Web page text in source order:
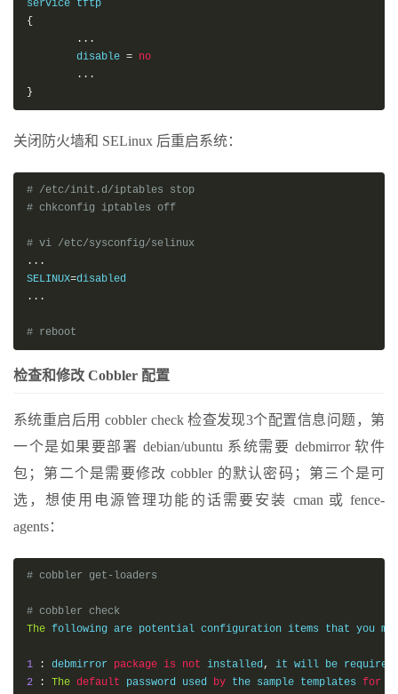
{
...
        disable
= no
...
}
关闭防火墙和 SELinux 后重启系统：
# /etc/init.d/iptables stop
# chkconfig iptables off
# vi /etc/sysconfig/selinux
...
SELINUX=
...
# reboot
检查和修改 Cobbler 配置
系统重启后用 cobbler check 检查发现3个配置信息问题，第
一个是如果要部署 debian/ubuntu 系统需要 debmirror 软件
包；第二个是需要修改 cobbler 的默认密码；第三个是可
选，想使用电源管理功能的话需要安装 cman 或 fence-
agents：
# cobbler get-loaders
# cobbler check
The following are potential configuration items that you
1 : debmirror package is not installed,
it will be required
2
: The default password used by the sample templates for